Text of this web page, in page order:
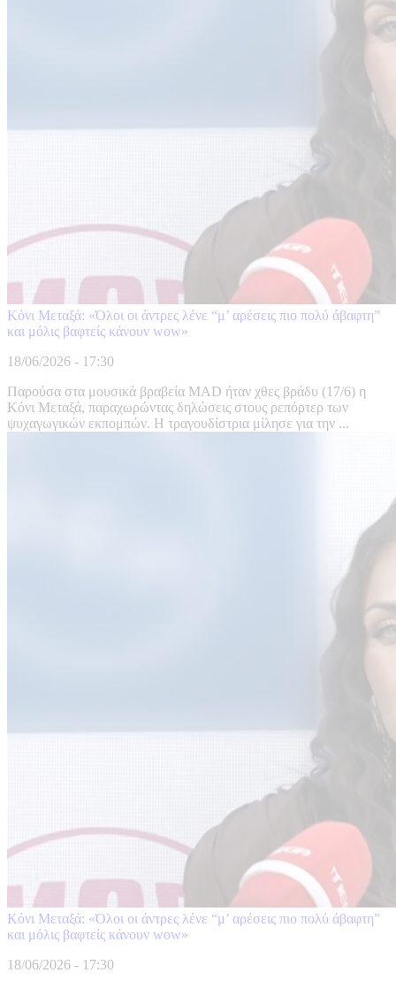
Κόνι Μεταξά: «Όλοι οι άντρες λένε “μ’ αρέσεις πιο πολύ άβαφτη”
και μόλις βαφτείς κάνουν wow»
18/06/2026 - 17:30
Παρούσα στα μουσικά βραβεία MAD ήταν χθες βράδυ (17/6) η
Κόνι Μεταξά, παραχωρώντας δηλώσεις στους ρεπόρτερ των
ψυχαγωγικών εκπομπών. Η τραγουδίστρια μίλησε για την ...
Κόνι Μεταξά: «Όλοι οι άντρες λένε “μ’ αρέσεις πιο πολύ άβαφτη”
και μόλις βαφτείς κάνουν wow»
18/06/2026 - 17:30